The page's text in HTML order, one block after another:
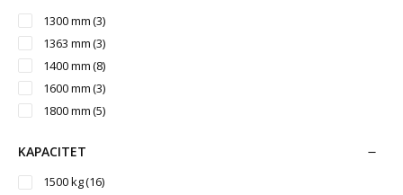
1300 mm(3)
1363 mm(3)
1400 mm(8)
1600 mm(3)
1800 mm(5)
KAPACITET
1500 kg(16)